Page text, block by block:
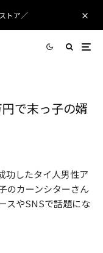
トア／
で末っ子の婿
功したタイ人男性ア
のカーンシターさん
スやSNSで話題にな